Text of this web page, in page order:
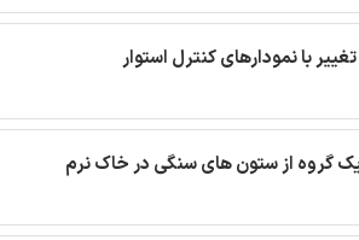
با نمودارهای کنترل استوار
گروه از ستون های سنگی در خاک نرم